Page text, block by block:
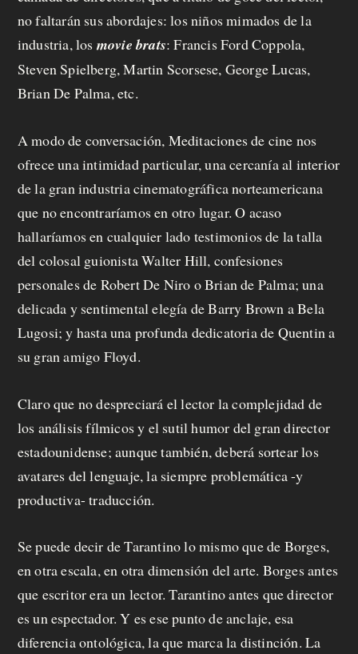
no faltarán sus abordajes: los niños mimados de la
industria, los movie brats: Francis Ford Coppola,
Steven Spielberg, Martin Scorsese, George Lucas,
Brian De Palma, etc.
A modo de conversación, Meditaciones de cine nos
ofrece una intimidad particular, una cercanía al interior
de la gran industria cinematográfica norteamericana
que no encontraríamos en otro lugar. O acaso
hallaríamos en cualquier lado testimonios de la talla
del colosal guionista Walter Hill, confesiones
personales de Robert De Niro o Brian de Palma; una
delicada y sentimental elegía de Barry Brown a Bela
Lugosi; y hasta una profunda dedicatoria de Quentin a
su gran amigo Floyd.
Claro que no despreciará el lector la complejidad de
los análisis fílmicos y el sutil humor del gran director
estadounidense; aunque también, deberá sortear los
avatares del lenguaje, la siempre problemática -y
productiva- traducción.
Se puede decir de Tarantino lo mismo que de Borges,
en otra escala, en otra dimensión del arte. Borges antes
que escritor era un lector. Tarantino antes que director
es un espectador. Y es ese punto de anclaje, esa
diferencia ontológica, la que marca la distinción. La